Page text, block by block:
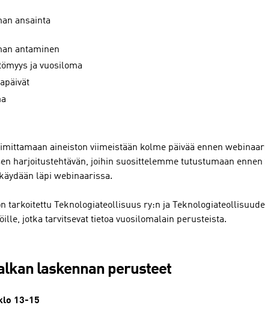
ansainta
antaminen
ja vuosiloma
aineiston viimeistään kolme päivää ennen
harjoitustehtävän, joihin suosittelemme tutustumaan ennen
läpi webinaarissa.
tarkoitettu Teknologiateollisuus ry:n ja
jotka tarvitsevat tietoa vuosilomalain perusteista.
laskennan perusteet
13-15